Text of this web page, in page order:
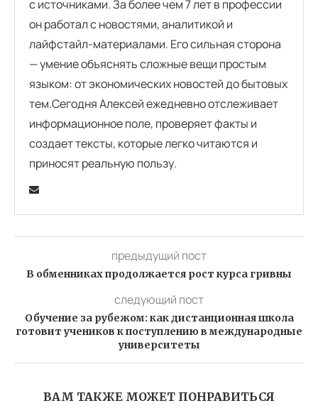
с источниками. За более чем 7 лет в профессии
он работал с новостями, аналитикой и
лайфстайл-материалами. Его сильная сторона
— умение объяснять сложные вещи простым
языком: от экономических новостей до бытовых
тем.Сегодня Алексей ежедневно отслеживает
информационное поле, проверяет факты и
создает тексты, которые легко читаются и
приносят реальную пользу.
предыдущий пост
В обменниках продолжается рост курса гривны
следующий пост
Обучение за рубежом: как дистанционная школа
готовит учеников к поступлению в международные
университеты
ВАМ ТАКЖЕ МОЖЕТ ПОНРАВИТЬСЯ